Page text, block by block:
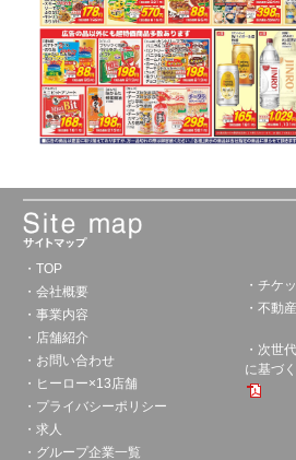
・TOP
・会社概要
・事業内容
・店舗紹介
・お問い合わせ
・ヒーロー×13店舗
・プライバシーポリシー
・求人
・グループ企業一覧
・チケ
・不動
・次世
に基づ